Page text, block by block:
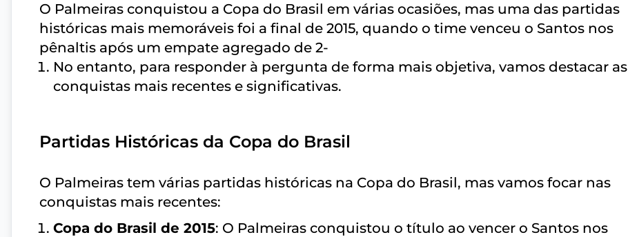
O Palmeiras conquistou a Copa do Brasil em várias ocasiões, mas uma das partidas
históricas mais memoráveis foi a final de 2015, quando o time venceu o Santos nos
pênaltis após um empate agregado de 2-
No entanto, para responder à pergunta de forma mais objetiva, vamos destacar as
conquistas mais recentes e significativas.
Partidas Históricas da Copa do Brasil
O Palmeiras tem várias partidas históricas na Copa do Brasil, mas vamos focar nas
conquistas mais recentes:
Copa do Brasil de 2015: O Palmeiras conquistou o título ao vencer o Santos nos